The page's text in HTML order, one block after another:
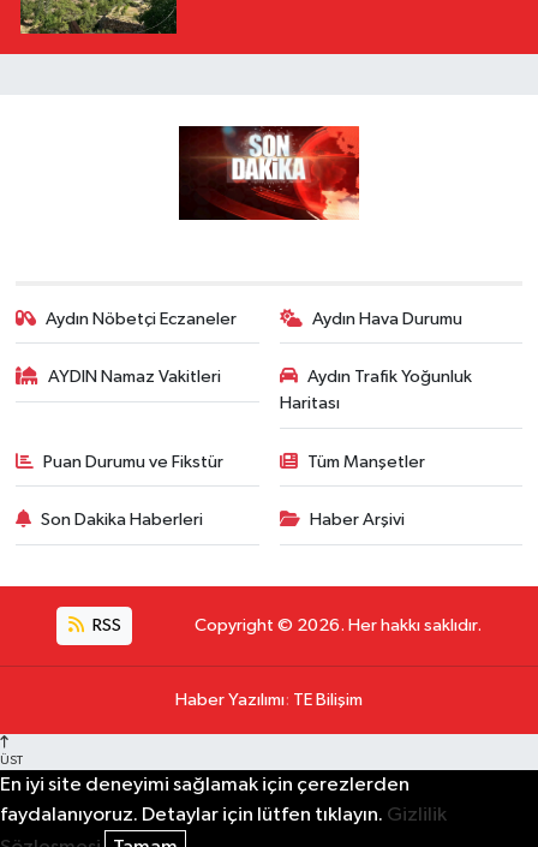
Aydın Nöbetçi Eczaneler Aydın Hava Durumu
AYDIN Namaz Vakitleri
Aydın Trafik Yoğunluk
Haritası
Puan Durumu ve Fikstür Tüm Manşetler
Son Dakika Haberleri Haber Arşivi
RSS Copyright © 2026. Her hakkı saklıdır.
Haber Yazılımı: TE Bilişim
ÜST
En iyi site deneyimi sağlamak için çerezlerden
faydalanıyoruz. Detaylar için lütfen tıklayın. Gizlilik